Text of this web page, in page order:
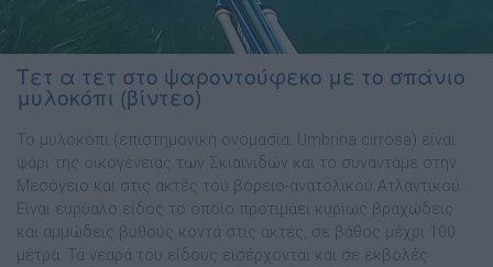
Τετ α τετ στο ψαροντούφεκο με το σπάνιο
μυλοκόπι (βίντεο)
Το μυλοκόπι (επιστημονική ονομασία: Umbrina cirrosa) είναι
ψάρι της οικογένειας των Σκιαινιδών και το συναντάμε στην
Μεσόγειο και στις ακτές του βόρειο-ανατολικού Ατλαντικού.
Είναι ευρύαλο είδος το οποίο προτιμάει κυρίως βραχώδεις
και αμμώδεις βυθούς κοντά στις ακτές, σε βάθος μέχρι 100
μέτρα. Τα νεαρά του είδους εισέρχονται και σε εκβολές